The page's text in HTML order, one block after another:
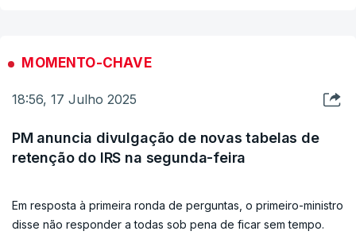
MOMENTO-CHAVE
18:56, 17 Julho 2025
PM anuncia divulgação de novas tabelas de
retenção do IRS na segunda-feira
Em resposta à primeira ronda de perguntas, o primeiro-ministro
disse não responder a todas sob pena de ficar sem tempo.